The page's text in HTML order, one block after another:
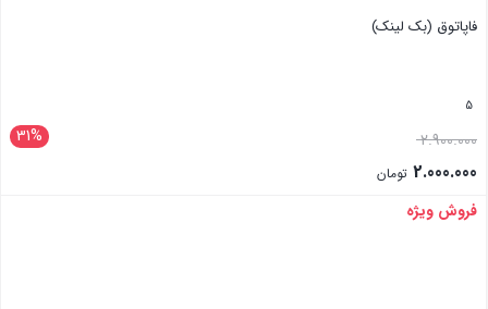
فاپاتوق (بک لینک)
5
31% 2.900.000
2.000.000 تومان
بستن
فروش ویژه